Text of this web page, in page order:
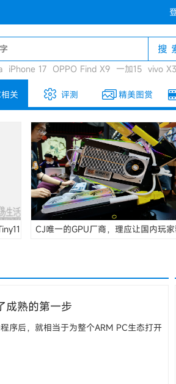
iPhone 17 OPPO Find X9 一加15 vivo
关 评测 精美图赏
CJ唯一的GPU厂商，理应让国内玩
成熟的第一步
序后，就相当于为整个ARM PC生态打开